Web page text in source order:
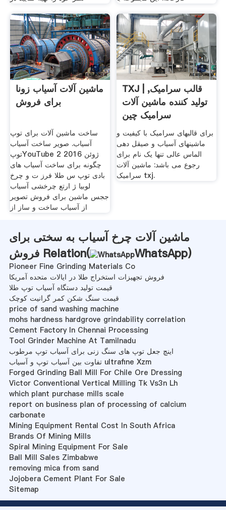
ماشین آلات آسیاب زونا
برای فروش
ساخت ماشین آلات برای توپ
آسیاب. صویر ساخت آسیاب
توپYouTube 2 ژوئن 2016
چگونه برای ساخت آسیاب های
بادی توپ س طلا فرز ت و چرخ
لوبیا ژ ارتع چرخشی آسیاب
ججس ماشین برای فروش تصویر
از آسیاب ساخت و ساز از
TXJ | قالب سرامیک,
تولید کننده ماشین آلات
سرامیک چین
برای قالبهای سرامیک با کیفیت و
ماشینهای آسیاب و صیقل دهی
الماس عالی تنها یک نام برای
رجوع می باشد: ماشین آلات
سرامیک txj.
ماشین آلات چرخ آسیاب به سختی برای
فروش Relation(
WhatsApp)
Pioneer Fine Grinding Materials Co
فروش تجهیزات استخراج طلا در ایالات متحده آمریکا
قیمت تولید دستگاه آسیاب توپ طلا
قیمت سنگ شکن کمر گرانیت کوچک
price of sand washing machine
mohs hardness hardgrove grindability correlation
Cement Factory In Chennai Processing
Tool Grinder Machine At Tamilnadu
اینچ جعل توپ های سنگ زنی برای آسیاب توپ مرطوب
تفاوت بین آسیاب توپ و آسیاب ultrafine Xzm
Forged Grinding Ball Mill For Chile Ore Dressing
Victor Conventional Vertical Milling Tk Vs3n Lh
which plant purchase mills scale
report on business plan of processing of calcium
carbonate
Mining Equipment Rental Cost In South Africa
Brands Of Mining Mills
Spiral Mining Equipment For Sale
Ball Mill Sales Zimbabwe
removing mica from sand
Jojobera Cement Plant For Sale
Sitemap